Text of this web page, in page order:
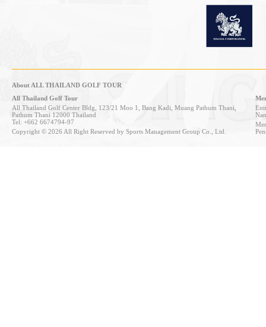
About ALL THAILAND GOLF TOUR
All Thailand Golf Tour
All Thailand Golf Center Bldg, 123/21 Moo 1, Bang Kadi, Muang Pathum Thani,
Pathum Thani 12000 Thailand
Tel: +662 6674794-97
Copyright © 2026 All Right Reserved by Sports Management Group Co., Ltd.